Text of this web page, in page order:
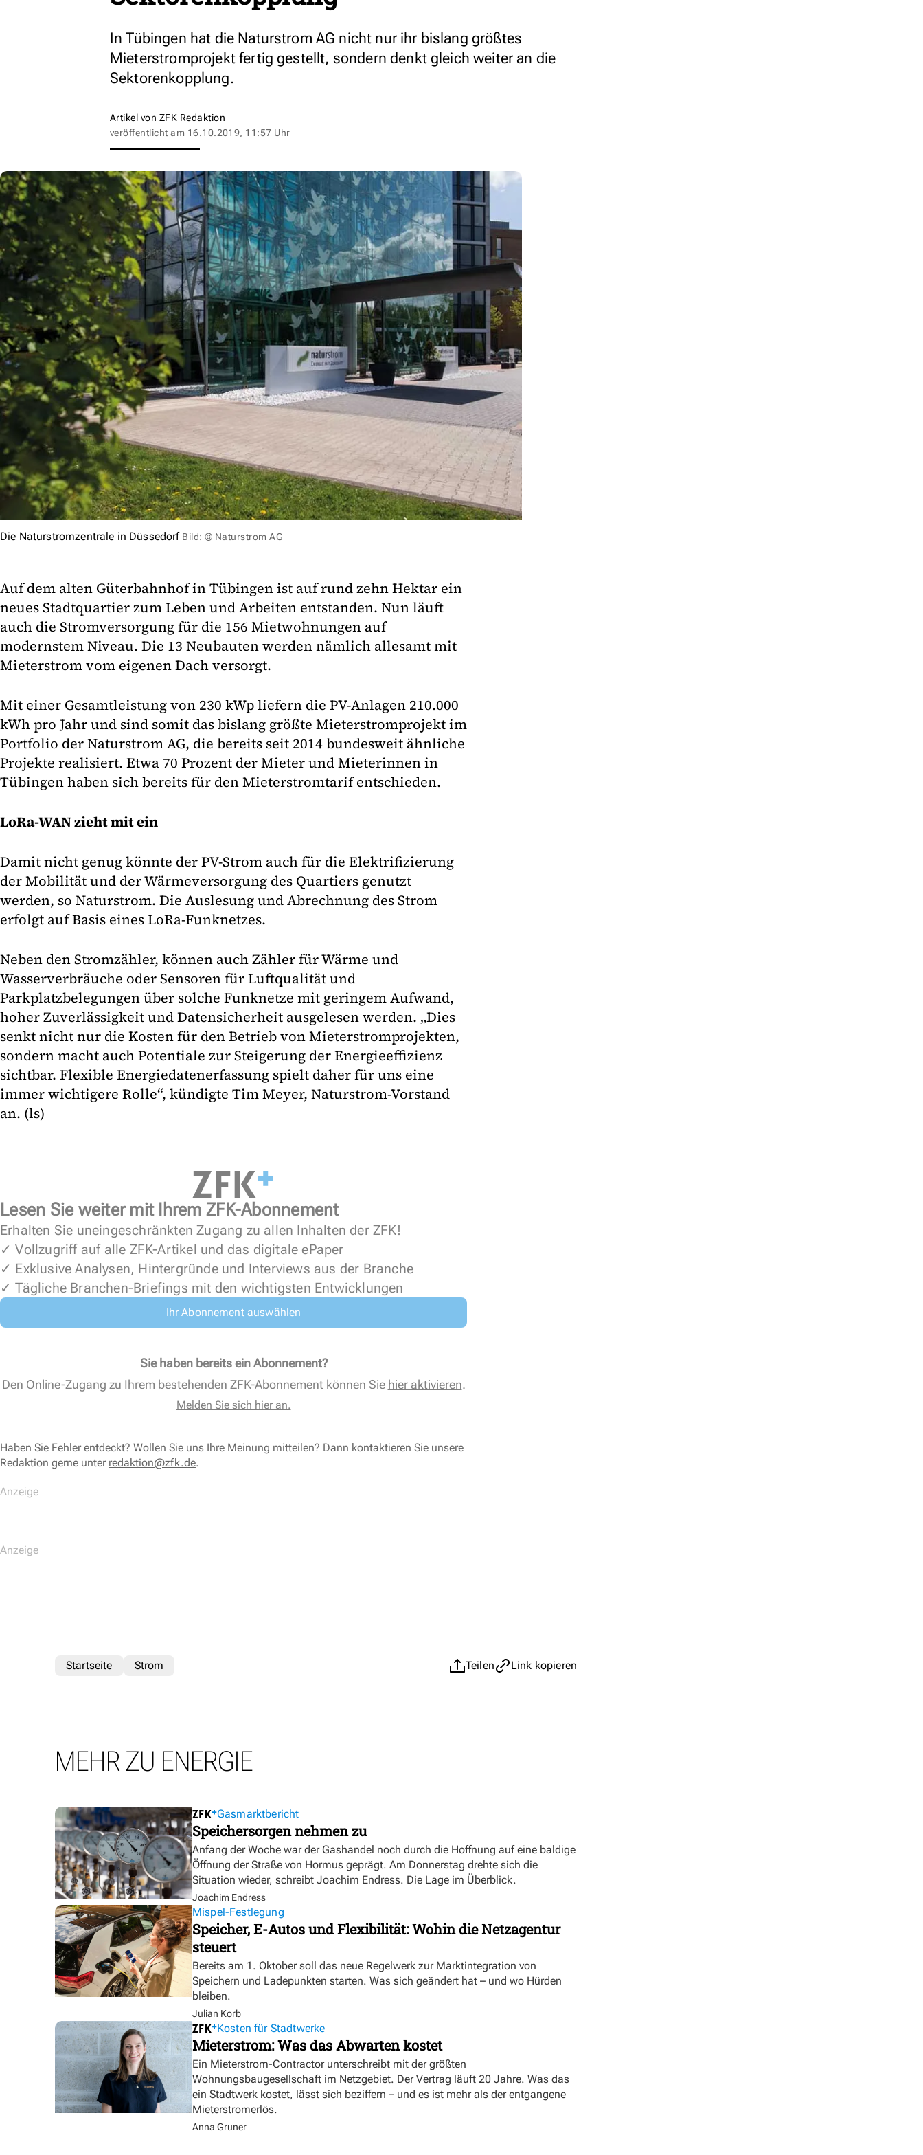
In Tübingen hat die Naturstrom AG nicht nur ihr bislang größtes
Mieterstromprojekt fertig gestellt, sondern denkt gleich weiter an die
Sektorenkopplung.
Artikel von ZFK Redaktion
veröffentlicht am 16.10.2019, 11:57 Uhr
Die Naturstromzentrale in Düssedorf Bild: © Naturstrom AG
Auf dem alten Güterbahnhof in Tübingen ist auf rund zehn Hektar ein
neues Stadtquartier zum Leben und Arbeiten entstanden. Nun läuft
auch die Stromversorgung für die 156 Mietwohnungen auf
modernstem Niveau. Die 13 Neubauten werden nämlich allesamt mit
Mieterstrom vom eigenen Dach versorgt.
Mit einer Gesamtleistung von 230 kWp liefern die PV-Anlagen 210.000
kWh pro Jahr und sind somit das bislang größte Mieterstromprojekt im
Portfolio der Naturstrom AG, die bereits seit 2014 bundesweit ähnliche
Projekte realisiert. Etwa 70 Prozent der Mieter und Mieterinnen in
Tübingen haben sich bereits für den Mieterstromtarif entschieden.
LoRa-WAN zieht mit ein
Damit nicht genug könnte der PV-Strom auch für die Elektrifizierung
der Mobilität und der Wärmeversorgung des Quartiers genutzt
werden, so Naturstrom. Die Auslesung und Abrechnung des Strom
erfolgt auf Basis eines LoRa-Funknetzes.
Neben den Stromzähler, können auch Zähler für Wärme und
Wasserverbräuche oder Sensoren für Luftqualität und
Parkplatzbelegungen über solche Funknetze mit geringem Aufwand,
hoher Zuverlässigkeit und Datensicherheit ausgelesen werden. „Dies
senkt nicht nur die Kosten für den Betrieb von Mieterstromprojekten,
sondern macht auch Potentiale zur Steigerung der Energieeffizienz
sichtbar. Flexible Energiedatenerfassung spielt daher für uns eine
immer wichtigere Rolle“, kündigte Tim Meyer, Naturstrom-Vorstand
an. (ls)
Lesen Sie weiter mit Ihrem ZFK-Abonnement
Erhalten Sie uneingeschränkten Zugang zu allen Inhalten der ZFK!
✓ Vollzugriff auf alle ZFK-Artikel und das digitale ePaper
✓ Exklusive Analysen, Hintergründe und Interviews aus der Branche
✓ Tägliche Branchen-Briefings mit den wichtigsten Entwicklungen
Ihr Abonnement auswählen
Sie haben bereits ein Abonnement?
Den Online-Zugang zu Ihrem bestehenden ZFK-Abonnement können Sie hier aktivieren.
Melden Sie sich hier an.
Haben Sie Fehler entdeckt? Wollen Sie uns Ihre Meinung mitteilen? Dann kontaktieren Sie unsere
Redaktion gerne unter redaktion@zfk.de.
Teilen Link kopieren
Startseite Strom
MEHR ZU ENERGIE
Gasmarktbericht
Speichersorgen nehmen zu
Anfang der Woche war der Gashandel noch durch die Hoffnung auf eine baldige
Öffnung der Straße von Hormus geprägt. Am Donnerstag drehte sich die
Situation wieder, schreibt Joachim Endress. Die Lage im Überblick.
Joachim Endress
Mispel-Festlegung
Speicher, E-Autos und Flexibilität: Wohin die Netzagentur
steuert
Bereits am 1. Oktober soll das neue Regelwerk zur Marktintegration von
Speichern und Ladepunkten starten. Was sich geändert hat – und wo Hürden
bleiben.
Julian Korb
Kosten für Stadtwerke
Mieterstrom: Was das Abwarten kostet
Ein Mieterstrom-Contractor unterschreibt mit der größten
Wohnungsbaugesellschaft im Netzgebiet. Der Vertrag läuft 20 Jahre. Was das
ein Stadtwerk kostet, lässt sich beziffern – und es ist mehr als der entgangene
Mieterstromerlös.
Anna Gruner